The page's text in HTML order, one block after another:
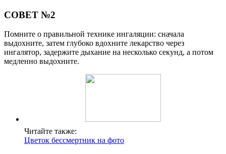
СОВЕТ №2
Помните о правильной технике ингаляции: сначала
выдохните, затем глубоко вдохните лекарство через
ингалятор, задержите дыхание на несколько секунд, а потом
медленно выдохните.
Читайте также:
Цветок бессмертник на фото